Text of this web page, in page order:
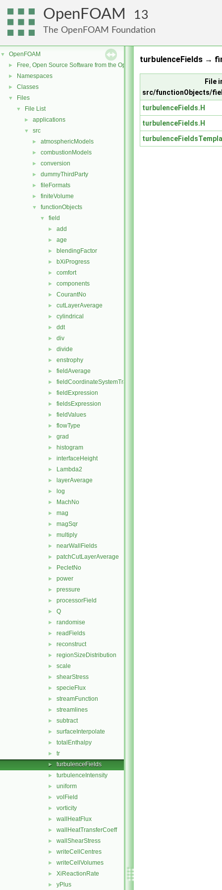
OpenFOAM 13
The OpenFOAM Foundation
▼ OpenFOAM
► Free, Open Source Software from the OpenFOAM Foundation
► Namespaces
► Classes
▼ Files
▼ File List
► applications
▼ src
► atmosphericModels
► combustionModels
► conversion
► dummyThirdParty
► fileFormats
► finiteVolume
▼ functionObjects
▼ field
► add
► age
► blendingFactor
► bXiProgress
► comfort
► components
► CourantNo
► cutLayerAverage
► cylindrical
► ddt
► div
► divide
► enstrophy
► fieldAverage
► fieldCoordinateSystemTransform
► fieldExpression
► fieldsExpression
► fieldValues
► flowType
► grad
► histogram
► interfaceHeight
► Lambda2
► layerAverage
► log
► MachNo
► mag
► magSqr
► multiply
► nearWallFields
► patchCutLayerAverage
► PecletNo
► power
► pressure
► processorField
► Q
► randomise
► readFields
► reconstruct
► regionSizeDistribution
► scale
► shearStress
► specieFlux
► streamFunction
► streamlines
► subtract
► surfaceInterpolate
► totalEnthalpy
► tr
► turbulenceFields
► turbulenceIntensity
► uniform
► volField
► vorticity
► wallHeatFlux
► wallHeatTransferCoeff
► wallShearStress
► writeCellCentres
► writeCellVolumes
► XiReactionRate
► yPlus
turbulenceFields →
File
src/functionObjects/
turbulenceFields.H
turbulenceFields.H